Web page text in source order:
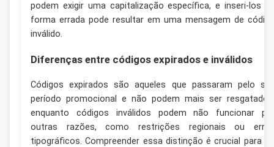
podem exigir uma capitalização específica, e inseri-los
forma errada pode resultar em uma mensagem de
inválido.
Diferenças entre códigos expirados e inválidos
Códigos expirados são aqueles que passaram pelo
período promocional e não podem mais ser
enquanto códigos inválidos podem não funcionar
outras razões, como restrições regionais ou
tipográficos. Compreender essa distinção é crucial para